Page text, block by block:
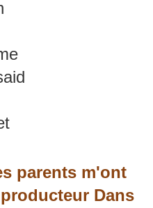
parents m'ont
Dans